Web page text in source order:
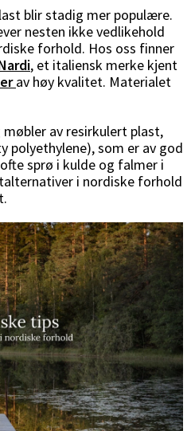
blir stadig mer populære.
nesten ikke vedlikehold
forhold. Hos oss finner
, et italiensk merke kjent
av høy kvalitet. Materialet
møbler av resirkulert plast,
polyethylene), som er av god
sprø i kulde og falmer i
i nordiske forhold